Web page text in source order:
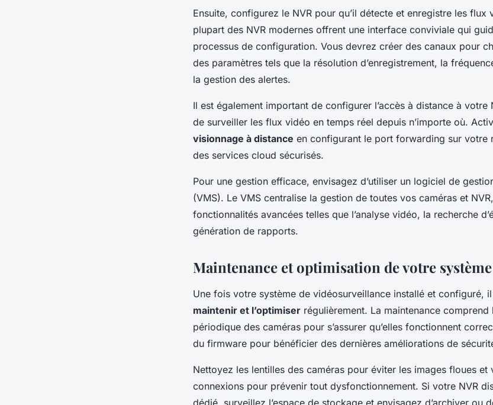
Ensuite, configurez le NVR pour qu’il détecte et enregistre les flux
plupart des NVR modernes offrent une interface conviviale qui
processus de configuration. Vous devrez créer des canaux pour
des paramètres tels que la résolution d’enregistrement, la
la gestion des alertes.
Il est également important de configurer l’accès à distance à votre
de surveiller les flux vidéo en temps réel depuis n’importe où.
visionnage à distance en configurant le port forwarding sur votre
des services cloud sécurisés.
Pour une gestion efficace, envisagez d’utiliser un logiciel de
(VMS). Le VMS centralise la gestion de toutes vos caméras et
fonctionnalités avancées telles que l’analyse vidéo, la recherche
génération de rapports.
Maintenance et optimisation de votre système
Une fois votre système de vidéosurveillance installé et configuré,
maintenir et l’optimiser régulièrement. La maintenance
périodique des caméras pour s’assurer qu’elles fonctionnent
du firmware pour bénéficier des dernières améliorations de
Nettoyez les lentilles des caméras pour éviter les images floues et
connexions pour prévenir tout dysfonctionnement. Si votre NVR